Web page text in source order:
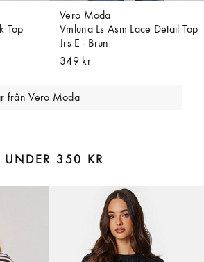
Top
Vero Moda
Vmluna Ls Asm Lace Detail Top
Jrs E - Brun
349 kr
från Vero Moda
UNDER 350 KR